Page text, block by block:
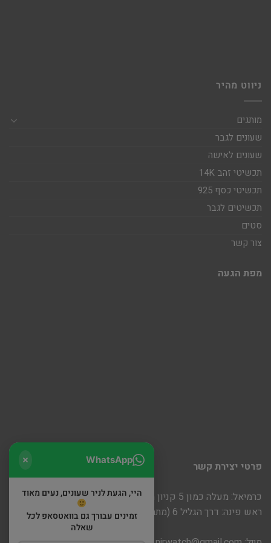
ניווט מהיר
מותגים
שעונים לגבר
שעונים לאישה
תכשיטי זהב 14K
תכשיטי כסף 925
תכשיטים לגבר
סטים
צור קשר
מפת הגעה
פרטי יצירת קשר
כרמיאל: מעלה כמון 5 קניון חוצות
ראש פינה: דרך הגליל 6 (מתחם שופינה)
WhatsApp
היי, הגעת לניר שעונים, נעים מאוד
זמינים עבורך גם בוואטסאפ לכל
שאלה